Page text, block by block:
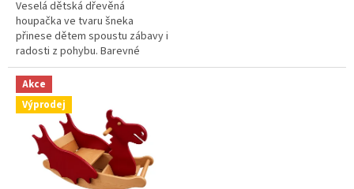
Veselá dětská dřevěná
houpačka ve tvaru šneka
přinese dětem spoustu zábavy i
radosti z pohybu. Barevné
provedení, stabilní konstrukce a
kvalitní dřevěné zpracování z ní
dělají...
Akce
Výprodej